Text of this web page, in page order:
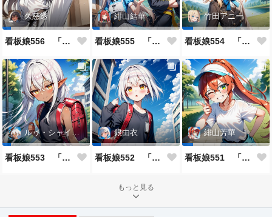
久慈透
看板娘556 「久慈透のよもやま話」
緋山結華
看板娘555 「帰還、そして目覚め。」
竹田アニー
看板娘554 「竹田アニーのよもやま話」
ルゥ・シャイニー
看板娘553 「ルゥ・シャイニーのよもやま話」
銀由衣
看板娘552 「銀由衣」
緋山芳華
看板娘551 「緋山芳華のよもやま話」
もっと見る